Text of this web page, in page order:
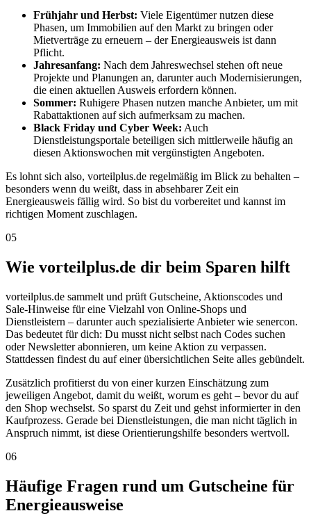
Frühjahr und Herbst: Viele Eigentümer nutzen diese
Phasen, um Immobilien auf den Markt zu bringen oder
Mietverträge zu erneuern – der Energieausweis ist dann
Pflicht.
Jahresanfang: Nach dem Jahreswechsel stehen oft neue
Projekte und Planungen an, darunter auch Modernisierungen,
die einen aktuellen Ausweis erfordern können.
Sommer: Ruhigere Phasen nutzen manche Anbieter, um mit
Rabattaktionen auf sich aufmerksam zu machen.
Black Friday und Cyber Week: Auch
Dienstleistungsportale beteiligen sich mittlerweile häufig an
diesen Aktionswochen mit vergünstigten Angeboten.
Es lohnt sich also, vorteilplus.de regelmäßig im Blick zu behalten –
besonders wenn du weißt, dass in absehbarer Zeit ein
Energieausweis fällig wird. So bist du vorbereitet und kannst im
richtigen Moment zuschlagen.
05
Wie vorteilplus.de dir beim Sparen hilft
vorteilplus.de sammelt und prüft Gutscheine, Aktionscodes und
Sale-Hinweise für eine Vielzahl von Online-Shops und
Dienstleistern – darunter auch spezialisierte Anbieter wie senercon.
Das bedeutet für dich: Du musst nicht selbst nach Codes suchen
oder Newsletter abonnieren, um keine Aktion zu verpassen.
Stattdessen findest du auf einer übersichtlichen Seite alles gebündelt.
Zusätzlich profitierst du von einer kurzen Einschätzung zum
jeweiligen Angebot, damit du weißt, worum es geht – bevor du auf
den Shop wechselst. So sparst du Zeit und gehst informierter in den
Kaufprozess. Gerade bei Dienstleistungen, die man nicht täglich in
Anspruch nimmt, ist diese Orientierungshilfe besonders wertvoll.
06
Häufige Fragen rund um Gutscheine für
Energieausweise